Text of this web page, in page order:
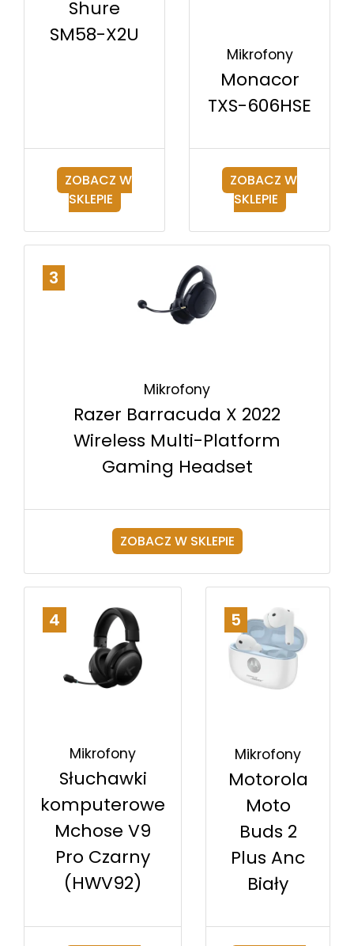
Shure
SM58-X2U
ZOBACZ W
SKLEPIE
Mikrofony
Monacor
TXS-606HSE
ZOBACZ W
SKLEPIE
3
Mikrofony
Razer Barracuda X 2022
Wireless Multi-Platform
Gaming Headset
ZOBACZ W SKLEPIE
4
Mikrofony
Słuchawki
komputerowe
Mchose V9
Pro Czarny
(HWV92)
5
Mikrofony
Motorola
Moto
Buds 2
Plus Anc
Biały